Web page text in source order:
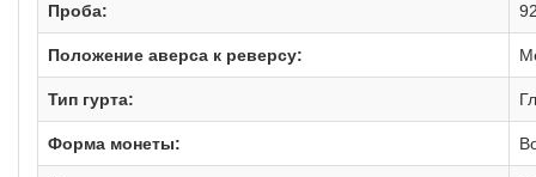
Проба:
Положение аверса к реверсу:
Тип гурта:
Форма монеты: